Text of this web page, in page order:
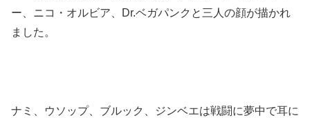
ー、ニコ・オルビア、Dr.ベガパンクと三人の顔が描かれ
ました。
ナミ、ウソップ、ブルック、ジンベエは戦闘に夢中で耳に